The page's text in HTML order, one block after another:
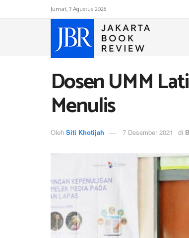
Jumat, 7 Agustus 2026
Dosen UMM
Menulis
Oleh Siti Khotijah 7 Desember 2021 di